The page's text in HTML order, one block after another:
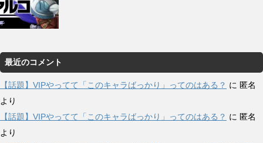
最近のコメント
【話題】VIPやってて「このキャラばっかり」ってのはある？ に 匿名
より
【話題】VIPやってて「このキャラばっかり」ってのはある？ に 匿名
より